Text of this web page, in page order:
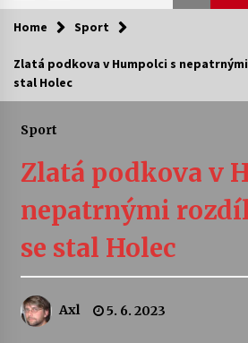
Kam za kulturou?
Vernisáž výstavy
30. 7. 2026
Veselí muzikanti
30. 7. 2026
Home Sport
Zlatá podkova v Humpolci s
stal Holec
Sport
Zlatá podkova v
nepatrnými
se stal Holec
Axl 5. 6. 2023